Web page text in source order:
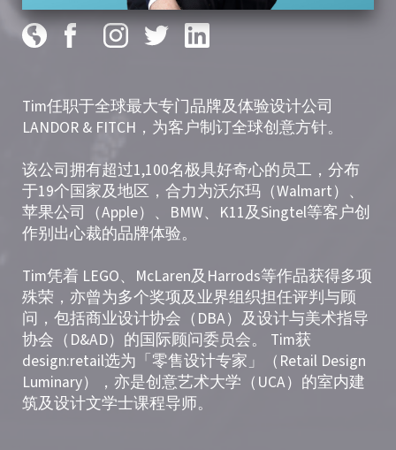
Tim任职于全球最大专门品牌及体验设计公司
LANDOR & FITCH，为客户制订全球创意方针。
该公司拥有超过1,100名极具好奇心的员工，分布
于19个国家及地区，合力为沃尔玛（Walmart）、
苹果公司（Apple）、BMW、K11及Singtel等客户创
作别出心裁的品牌体验。
Tim凭着 LEGO、McLaren及Harrods等作品获得多项
殊荣，亦曾为多个奖项及业界组织担任评判与顾
问，包括商业设计协会（DBA）及设计与美术指导
协会（D&AD）的国际顾问委员会。 Tim获
design:retail选为「零售设计专家」（Retail Design
Luminary），亦是创意艺术大学（UCA）的室内建
筑及设计文学士课程导师。